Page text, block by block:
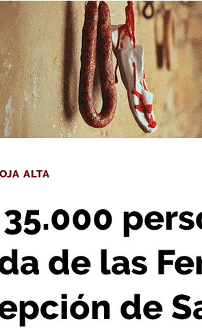
: Unas 35.000 personas en la primera jornada de las Ferias
ALTA
de las
de